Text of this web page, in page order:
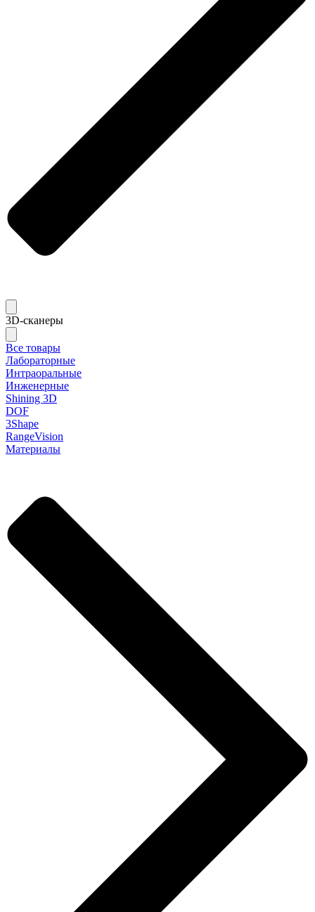
3D-сканеры
Все товары
Лабораторные
Интраоральные
Инженерные
Shining 3D
DOF
3Shape
RangeVision
Материалы